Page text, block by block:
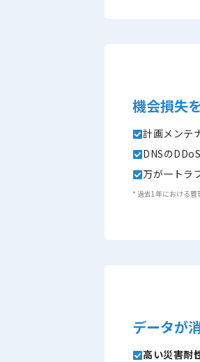
機会損失
計画メンテ
DNSの
万が一トラ
* 過去1年における
データが
高い災害耐